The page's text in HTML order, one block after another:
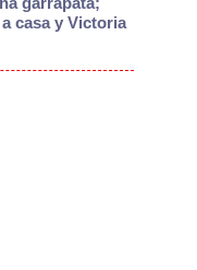
casa y Victoria